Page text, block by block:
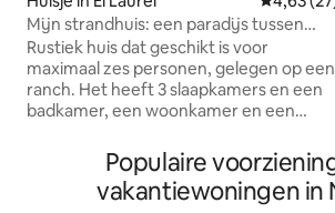
Mijn strandhuis: een paradijs tussen
oceaan en natuur
Rustiek huis dat geschikt is voor
maximaal zes personen, gelegen op een
ranch. Het heeft 3 slaapkamers en een
badkamer, een woonkamer en een
uitgeruste keuken, een terras met een
tafel en een buitenwoonkamer, zodat je
kunt genieten van het uitzicht. Het huis
Populaire
vakantiewoningen in